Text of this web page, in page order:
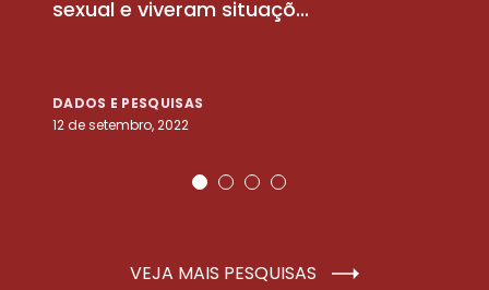
sexual e viveram situaçõ...
DADOS E PESQUISAS
12 de setembro, 2022
VEJA MAIS PESQUISAS